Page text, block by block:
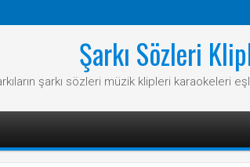
Şarkı Sözleri
şarkı sözleri müzik klipleri karaokeleri